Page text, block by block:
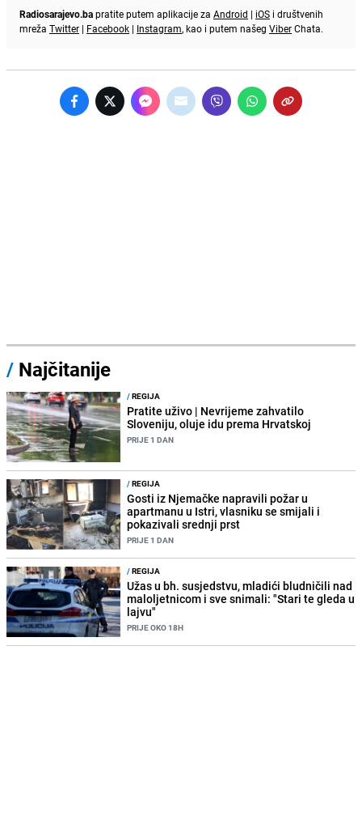
Radiosarajevo.bapratite putem aplikacije za Android | iOS i društvenih
mreža Twitter | Facebook | Instagram, kao i putem našeg ViberChata.
/ Najčitanije
/REGIJA
Pratite uživo | Nevrijeme zahvatilo
Sloveniju, oluje idu prema Hrvatskoj
PRIJE 1 DAN
/REGIJA
Gosti iz Njemačke napravili požar u
apartmanu u Istri, vlasniku se smijali i
pokazivali srednji prst
PRIJE 1 DAN
/REGIJA
Užas u bh. susjedstvu, mladići bludničili nad
maloljetnicom i sve snimali: "Stari te gleda u
lajvu"
PRIJE OKO 18H